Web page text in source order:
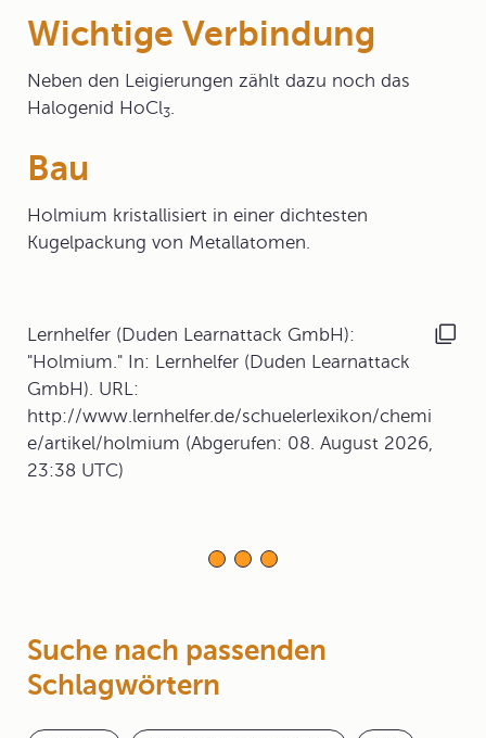
Wichtige Verbindung
Neben den Leigierungen zählt dazu noch das
Halogenid HoCl3.
Bau
Holmium kristallisiert in einer dichtesten
Kugelpackung von Metallatomen.
Lernhelfer (Duden Learnattack GmbH):
"Holmium." In: Lernhelfer (Duden Learnattack
GmbH). URL:
http://www.lernhelfer.de/schuelerlexikon/chemi
e/artikel/holmium (Abgerufen: 08. August 2026,
23:38 UTC)
Suche nach passenden
Schlagwörtern